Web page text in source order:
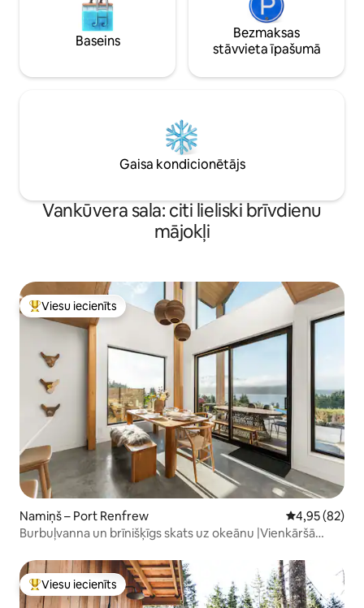
Baseins
Bezmaksas
stāvvieta īpašumā
Gaisa kondicionētājs
Vankūvera sala: citi lieliski brīvdienu
mājokļi
Populārs viesu iecienīts mājoklis
Viesu iecienīts
Namiņš – Port Renfrew Vidējais
4,95 (82)
Burbuļvanna un brīnišķīgs skats uz okeānu |Vienkāršā
Populārs viesu iecienīts mājoklis
Viesu iecienīts